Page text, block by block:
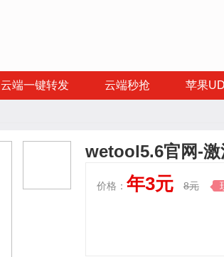
云端一键转发 云端秒抢 苹果
wetool5.6官网-激
价格： 年3元 8元 